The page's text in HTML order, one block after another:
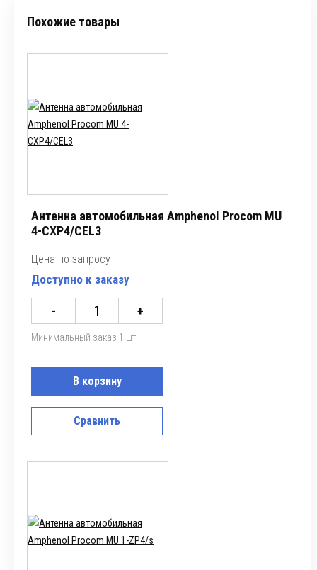
Похожие товары
Антенна автомобильная Amphenol Procom MU
4-CXP4/CEL3
Цена по запросу
Доступно к заказу
- +
Минимальный заказ 1 шт.
В корзину
Сравнить